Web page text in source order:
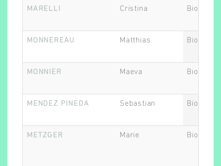
MARELLI Cristina
MONNEREAU Matthias
MONNIER Maeva
MENDEZ PINEDA Sebastian
METZGER Marie